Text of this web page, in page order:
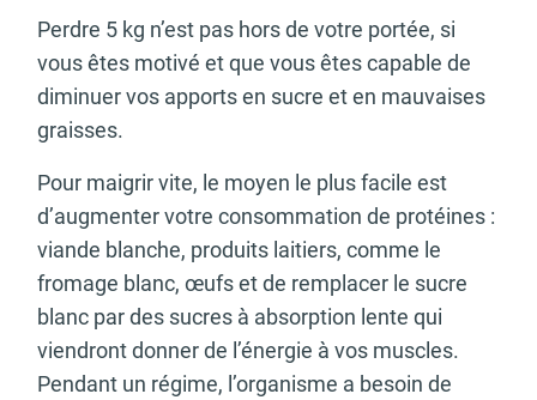
Perdre 5 kg n’est pas hors de votre portée, si
vous êtes motivé et que vous êtes capable de
diminuer vos apports en sucre et en mauvaises
graisses.
Pour maigrir vite, le moyen le plus facile est
d’augmenter votre consommation de protéines :
viande blanche, produits laitiers, comme le
fromage blanc, œufs et de remplacer le sucre
blanc par des sucres à absorption lente qui
viendront donner de l’énergie à vos muscles.
Pendant un régime, l’organisme a besoin de